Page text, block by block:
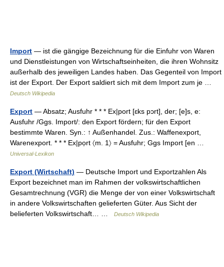
Import — ist die gängige Bezeichnung für die Einfuhr von Waren
und Dienstleistungen von Wirtschaftseinheiten, die ihren Wohnsitz
außerhalb des jeweiligen Landes haben. Das Gegenteil von Import
ist der Export. Der Export saldiert sich mit dem Import zum je …
Deutsch Wikipedia
Export — Absatz; Ausfuhr * * * Ex|port [ɛks pɔrt], der; [e]s, e:
Ausfuhr /Ggs. Import/: den Export fördern; für den Export
bestimmte Waren. Syn.: ↑ Außenhandel. Zus.: Waffenexport,
Warenexport. * * * Ex|pọrt 〈m. 1〉 = Ausfuhr; Ggs Import [en …
Universal-Lexikon
Export (Wirtschaft) — Deutsche Import und Exportzahlen Als
Export bezeichnet man im Rahmen der volkswirtschaftlichen
Gesamtrechnung (VGR) die Menge der von einer Volkswirtschaft
in andere Volkswirtschaften gelieferten Güter. Aus Sicht der
belieferten Volkswirtschaft… …
Deutsch Wikipedia